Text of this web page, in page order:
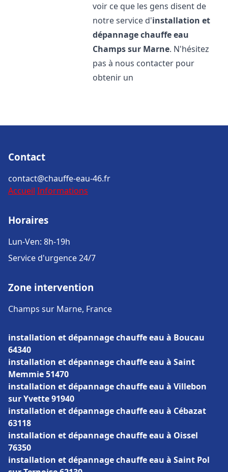
voir ce que les gens disent de
notre service d'installation et
dépannage chauffe eau
Champs sur Marne. N'hésitez
pas à nous contacter pour
obtenir un
Contact
contact@chauffe-eau-46.fr
Accueil Informations
Horaires
Lun-Ven: 8h-19h
Service d'urgence 24/7
Zone intervention
Champs sur Marne, France
installation et dépannage chauffe eau à Boucau
64340
installation et dépannage chauffe eau à Saint
Memmie 51470
installation et dépannage chauffe eau à Villebon
sur Yvette 91940
installation et dépannage chauffe eau à Cébazat
63118
installation et dépannage chauffe eau à Oissel
76350
installation et dépannage chauffe eau à Saint Pol